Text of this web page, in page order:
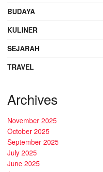
BUDAYA
KULINER
SEJARAH
TRAVEL
Archives
November 2025
October 2025
September 2025
July 2025
June 2025